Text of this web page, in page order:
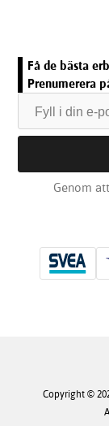
Få de bästa
Prenumerera
Genom
Copyright ©